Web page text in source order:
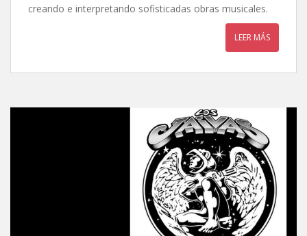
creando e interpretando sofisticadas obras musicales.
LEER MÁS